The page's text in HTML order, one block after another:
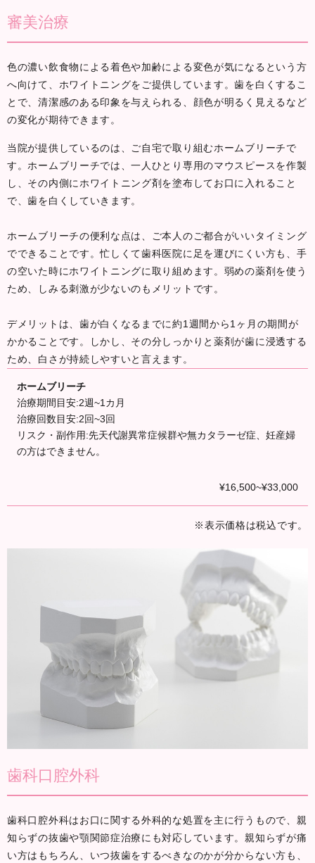
審美治療
色の濃い飲食物による着色や加齢による変色が気になるという方
へ向けて、ホワイトニングをご提供しています。歯を白くするこ
とで、清潔感のある印象を与えられる、顔色が明るく見えるなど
の変化が期待できます。
当院が提供しているのは、ご自宅で取り組むホームブリーチで
す。ホームブリーチでは、一人ひとり専用のマウスピースを作製
し、その内側にホワイトニング剤を塗布してお口に入れること
で、歯を白くしていきます。
ホームブリーチの便利な点は、ご本人のご都合がいいタイミング
でできることです。忙しくて歯科医院に足を運びにくい方も、手
の空いた時にホワイトニングに取り組めます。弱めの薬剤を使う
ため、しみる刺激が少ないのもメリットです。
デメリットは、歯が白くなるまでに約1週間から1ヶ月の期間が
かかることです。しかし、その分しっかりと薬剤が歯に浸透する
ため、白さが持続しやすいと言えます。
ホームブリーチ
治療期間目安:2週~1カ月
治療回数目安:2回~3回
リスク・副作用:先天代謝異常症候群や無カタラーゼ症、妊産婦
の方はできません。
¥16,500~¥33,000
※表示価格は税込です。
歯科口腔外科
歯科口腔外科はお口に関する外科的な処置を主に行うもので、親
知らずの抜歯や顎関節症治療にも対応しています。親知らずが痛
い方はもちろん、いつ抜歯をするべきなのかが分からない方も、